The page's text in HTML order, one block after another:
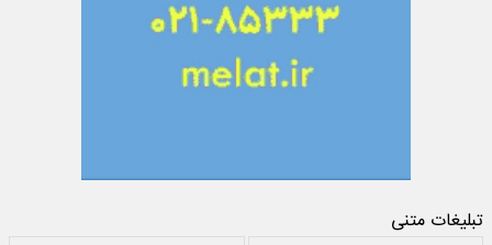
تبلیغات متنی